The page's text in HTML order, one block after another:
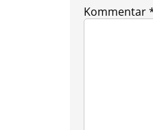
Kommentar